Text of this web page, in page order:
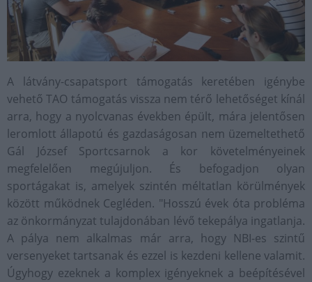
A látvány-csapatsport támogatás keretében igénybe
vehető TAO támogatás vissza nem térő lehetőséget kínál
arra, hogy a nyolcvanas években épült, mára jelentősen
leromlott állapotú és gazdaságosan nem üzemeltethető
Gál József Sportcsarnok a kor követelményeinek
megfelelően megújuljon. És befogadjon olyan
sportágakat is, amelyek szintén méltatlan körülmények
között működnek Cegléden. "Hosszú évek óta probléma
az önkormányzat tulajdonában lévő tekepálya ingatlanja.
A pálya nem alkalmas már arra, hogy NBI-es szintű
versenyeket tartsanak és ezzel is kezdeni kellene valamit.
Úgyhogy ezeknek a komplex igényeknek a beépítésével